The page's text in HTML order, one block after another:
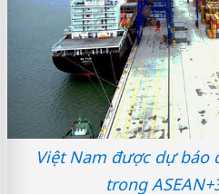
Việt Nam được dự báo
trong